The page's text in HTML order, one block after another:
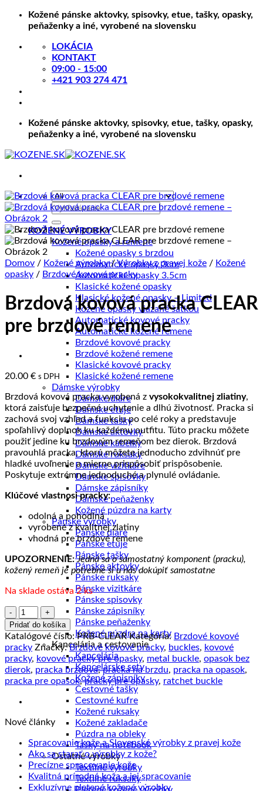
Skip
Kožené pánske aktovky, spisovky, etue, tašky, opasky,
peňaženky a iné, vyrobené na slovensku
LOKÁCIA
KONTAKT
09:00 - 15:00
+421 903 274 471
Kožené pánske aktovky, spisovky, etue, tašky, opasky,
peňaženky a iné, vyrobené na slovensku
Hľadať:
KOŽENÉ VÝROBKY
Kožené opasky a remene
Kožené opasky s brzdou
Automatické opasky 3cm
Automatické opasky 3.5cm
Klasické kožené opasky
Klasické kožené opasky – Limited
Kožené opasky viazané šatkou
Automatické kovové pracky
Automatické kožené remene
Brzdové kovové pracky
Brzdové kožené remene
Klasické kovové pracky
Klasické kožené remene
Dámske výrobky
Dámske diáre
Dámske etuje
Dámske tašky
Dámske aktovky
Dámske kabelky
Dámske ruksaky
Dámske vizitkáre
Dámske spisovky
Dámske zápisníky
Dámske peňaženky
Kožené púzdra na karty
Pánske výrobky
Pánske diáre
Pánske etuje
Pánske tašky
Pánske aktovky
Pánske ruksaky
Pánske vizitkáre
Pánske spisovky
Pánske zápisníky
Pánske peňaženky
Kožené púzdra na karty
Kancelária a cestovanie
Kancelária
Kancelárske sety
Kožené zápisníky
Cestovné tašky
Cestovné kufre
Kožené ruksaky
Kožené zakladače
Púzdra na obleky
Tašky na notebook
Ostatné výrobky
Textilné výrobky
Textilné ruksaky
Domov / Kožené výrobky /Výrobky z pravej kože / Kožené
opasky / Brzdové kovové pracky
Brzdová kovová pracka CLEAR
pre brzdové remene
20.00 € s DPH
Brzdová kovová pracka vyrobená z vysokokvalitnej zliatiny,
ktorá zaisťuje bezpečné uchytenie a dlhú životnosť. Pracka si
zachová svoj vzhľad a funkciu po celé roky a predstavuje
spoľahlivý doplnok ku každému outfitu. Túto pracku môžete
použiť jedine ku brzdovým remeňom bez dierok. Brzdová
pravouhlá pracka, ktorú môžete jednoducho zdvihnúť pre
hladké uvoľnenie a mierne prispôsobiť prispôsobenie.
Poskytuje extrémne jednoduché a plynulé ovládanie.
Klúčové vlastnosi pracky:
odolná a pohodlná
vyrobené z kvalitnej zlatiny
vhodná pre brzdové remene
UPOZORNENIE: Jedná sa o samostatný komponent (pracku),
kožený remeň je potrebné si u nás dokúpiť samostatne
Na sklade ostáva 2 ks
množstvo
Brzdová
kovová
pracka
CLEAR
pre
brzdové
Pridať do košíka
Katalógové číslo:PRB-CLEAR Kategória: Brzdové kovové
pracky Značky:Brzdové kovové pracky, buckles, kovové
pracky, kovové pracky pre opasky, metal buckle, opasok bez
dierok, pracka brzdová,pracka na brzdu, pracka na opasok,
pracka pre opasok,pracky pre opasky, ratchet buckle
Nové články
Spracovanie kože a Slovenské výrobky z pravej kože
Ako sa starať o výrobky z kože?Žiadne
na
Ako
Precízne spracovanie kožeŽiadne
komentáre
na
Kvalitná prírodná koža a jej spracovanieŽiadne
Exkluzívne pletené kožené výrobkyŽiadne